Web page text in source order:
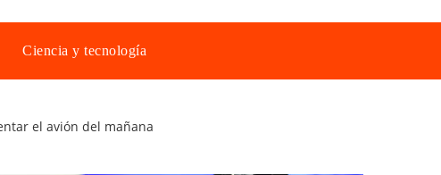
Ciencia y tecnología
el avión del mañana